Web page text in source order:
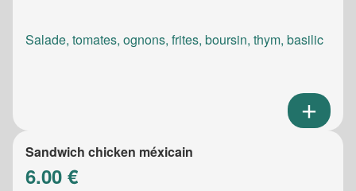
Salade, tomates, ognons, frites, boursin, thym, basilic
Sandwich chicken méxicain
6.00 €